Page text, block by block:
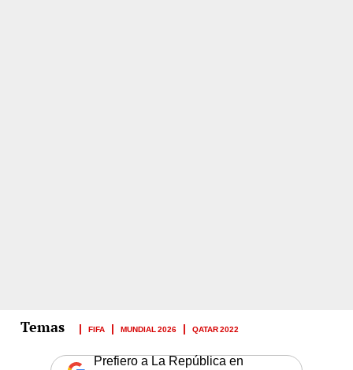
FIFA MUNDIAL 2026 QATAR 2022
Prefiero a La República en